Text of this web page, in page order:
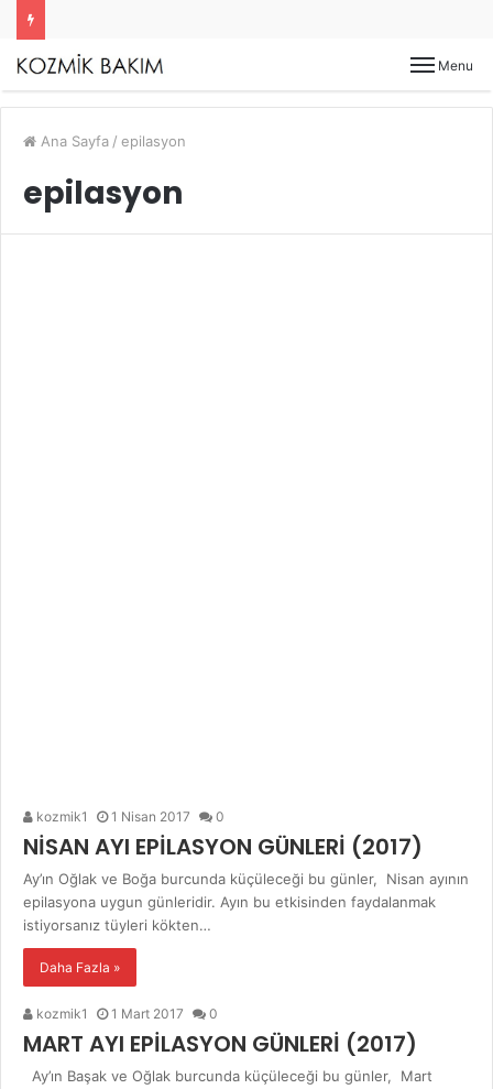
Menu
Ana Sayfa / epilasyon
epilasyon
kozmik1 1 Nisan 2017 0
NİSAN AYI EPİLASYON GÜNLERİ (2017)
Ay’ın Oğlak ve Boğa burcunda küçüleceği bu günler, Nisan ayının
epilasyona uygun günleridir. Ayın bu etkisinden faydalanmak
istiyorsanız tüyleri kökten…
Daha Fazla »
kozmik1 1 Mart 2017 0
MART AYI EPİLASYON GÜNLERİ (2017)
Ay’ın Başak ve Oğlak burcunda küçüleceği bu günler, Mart